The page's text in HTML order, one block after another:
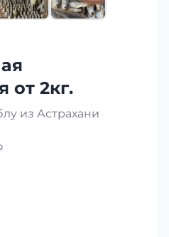
от 2кг.
из Астрахани